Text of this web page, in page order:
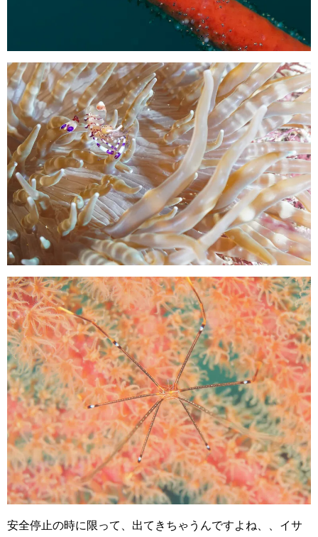
安全停止の時に限って、出てきちゃうんですよね、、イサ